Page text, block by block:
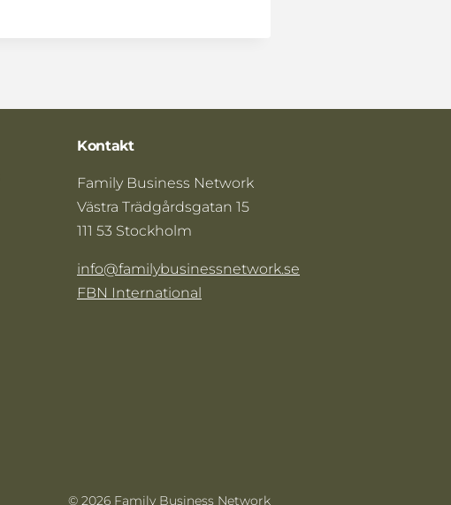
Kontakt
Family Business Network
Västra Trädgårdsgatan 15
111 53 Stockholm
info@familybusinessnetwork.se
FBN International
© 2026 Family Business Network